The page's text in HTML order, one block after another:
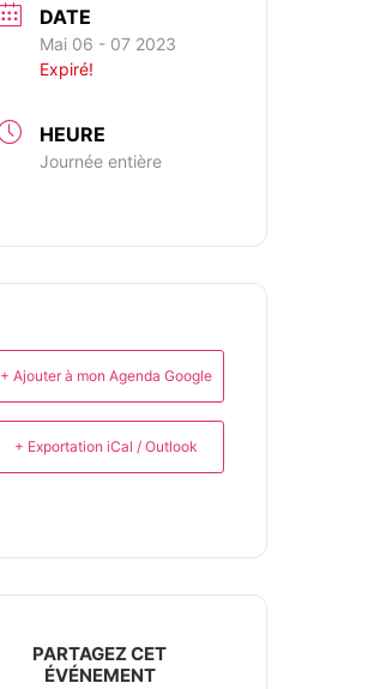
DATE
Mai 06 - 07 2023
Expiré!
HEURE
Journée entière
+ Ajouter à mon Agenda Google
+ Exportation iCal / Outlook
PARTAGEZ CET
ÉVÉNEMENT